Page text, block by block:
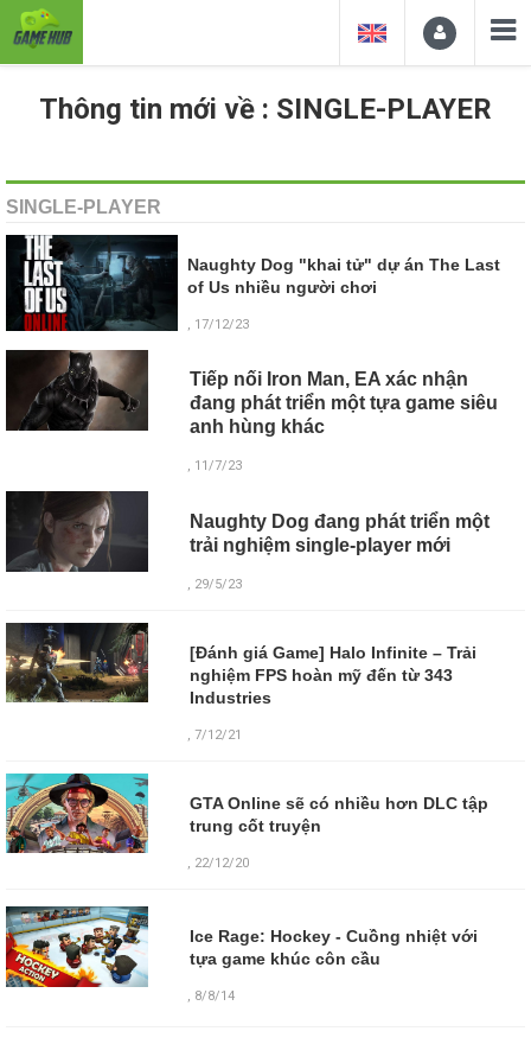
Thông tin mới về : SINGLE-PLAYER
SINGLE-PLAYER
Naughty Dog "khai tử" dự án The Last
of Us nhiều người chơi
, 17/12/23
Tiếp nối Iron Man, EA xác nhận
đang phát triển một tựa game siêu
anh hùng khác
, 11/7/23
Naughty Dog đang phát triển một
trải nghiệm single-player mới
, 29/5/23
[Đánh giá Game] Halo Infinite – Trải
nghiệm FPS hoàn mỹ đến từ 343
Industries
, 7/12/21
GTA Online sẽ có nhiều hơn DLC tập
trung cốt truyện
, 22/12/20
Ice Rage: Hockey - Cuồng nhiệt với
tựa game khúc côn cầu
, 8/8/14